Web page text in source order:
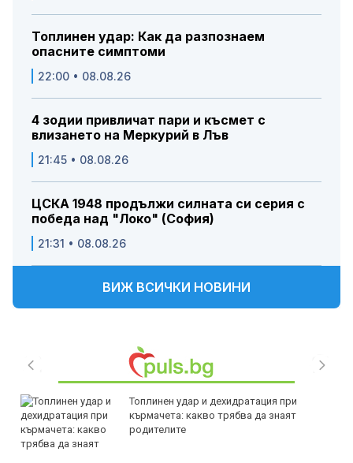
Топлинен удар: Как да разпознаем
опасните симптоми
22:00 • 08.08.26
4 зодии привличат пари и късмет с
влизането на Меркурий в Лъв
21:45 • 08.08.26
ЦСКА 1948 продължи силната си серия с
победа над "Локо" (София)
21:31 • 08.08.26
ВИЖ ВСИЧКИ НОВИНИ
Топлинен удар и дехидратация при
кърмачета: какво трябва да знаят
родителите